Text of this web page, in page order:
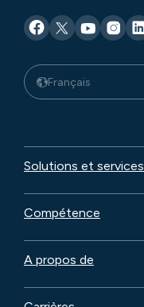
Français
Solutions et services
Compétence
A propos de